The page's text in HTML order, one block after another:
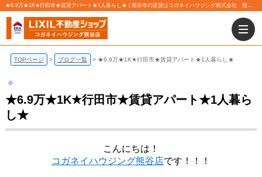
★6.9万★1K★行田市★賃貸アパート★1人暮らし★ | 熊谷市の賃貸はコガネイハウジング株式会社 熊谷店にお任せ下さい！
TOPページ ブログ一覧 ★6.9万★1K★行田市★賃貸アパート★1人暮らし★
★6.9万★1K★行田市★賃貸アパート★1人暮ら
し★
こんにちは！
コガネイハウジング熊谷店です！！！